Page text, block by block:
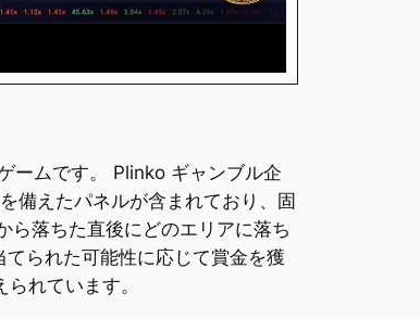
ームです。 Plinko ギャンブル企
備えたパネルが含まれており、固
ら落ちた直後にどのエリアに落ち
られた可能性に応じて賞金を獲
れています。